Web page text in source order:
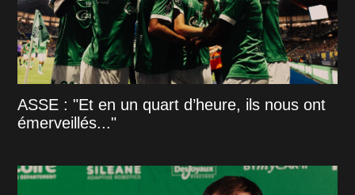
ASSE : "Et en un quart d’heure, ils nous ont
émerveillés..."